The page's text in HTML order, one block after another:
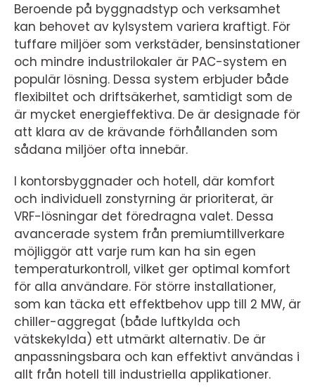
Beroende på byggnadstyp och verksamhet
kan behovet av kylsystem variera kraftigt. För
tuffare miljöer som verkstäder, bensinstationer
och mindre industrilokaler är PAC-system en
populär lösning. Dessa system erbjuder både
flexibiltet och driftsäkerhet, samtidigt som de
är mycket energieffektiva. De är designade för
att klara av de krävande förhållanden som
sådana miljöer ofta innebär.
I kontorsbyggnader och hotell, där komfort
och individuell zonstyrning är prioriterat, är
VRF-lösningar det föredragna valet. Dessa
avancerade system från premiumtillverkare
möjliggör att varje rum kan ha sin egen
temperaturkontroll, vilket ger optimal komfort
för alla användare. För större installationer,
som kan täcka ett effektbehov upp till 2 MW, är
chiller-aggregat (både luftkylda och
vätskekylda) ett utmärkt alternativ. De är
anpassningsbara och kan effektivt användas i
allt från hotell till industriella applikationer.